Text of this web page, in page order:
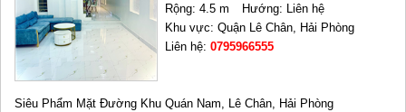
Rộng: 4.5 m
Hướng: Liên hệ
Khu vực: Quận Lê Chân, Hải Phòng
Liên hệ:0795966555
Siêu Phẩm Mặt Đường Khu Quán Nam, Lê Chân, Hải Phòng